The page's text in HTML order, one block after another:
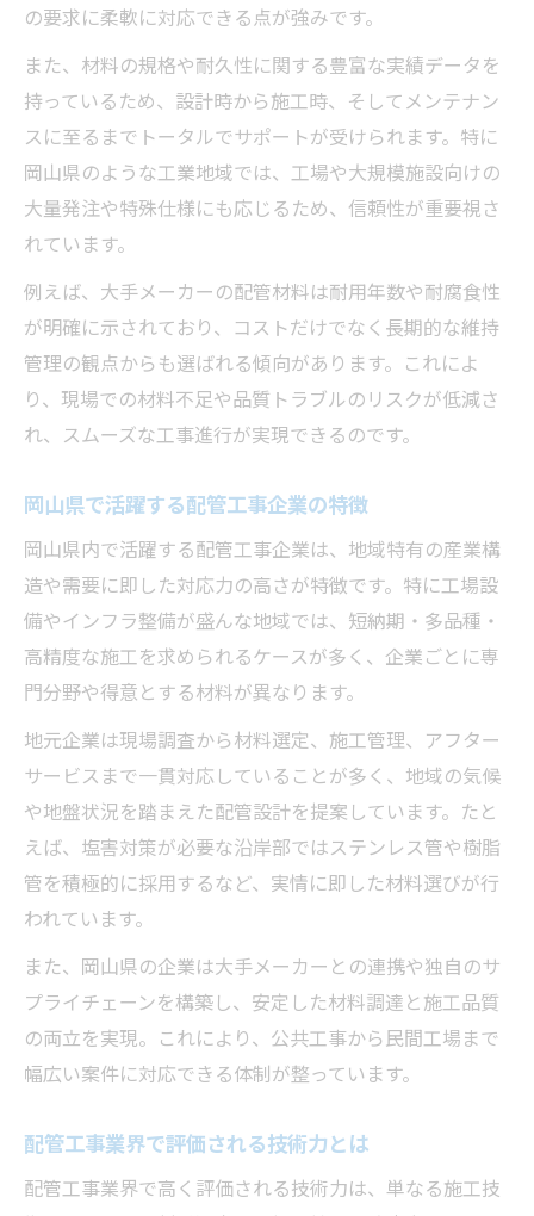
の要求に柔軟に対応できる点が強みです。
また、材料の規格や耐久性に関する豊富な実績データを
持っているため、設計時から施工時、そしてメンテナン
スに至るまでトータルでサポートが受けられます。特に
岡山県のような工業地域では、工場や大規模施設向けの
大量発注や特殊仕様にも応じるため、信頼性が重要視さ
れています。
例えば、大手メーカーの配管材料は耐用年数や耐腐食性
が明確に示されており、コストだけでなく長期的な維持
管理の観点からも選ばれる傾向があります。これによ
り、現場での材料不足や品質トラブルのリスクが低減さ
れ、スムーズな工事進行が実現できるのです。
岡山県で活躍する配管工事企業の特徴
岡山県内で活躍する配管工事企業は、地域特有の産業構
造や需要に即した対応力の高さが特徴です。特に工場設
備やインフラ整備が盛んな地域では、短納期・多品種・
高精度な施工を求められるケースが多く、企業ごとに専
門分野や得意とする材料が異なります。
地元企業は現場調査から材料選定、施工管理、アフター
サービスまで一貫対応していることが多く、地域の気候
や地盤状況を踏まえた配管設計を提案しています。たと
えば、塩害対策が必要な沿岸部ではステンレス管や樹脂
管を積極的に採用するなど、実情に即した材料選びが行
われています。
また、岡山県の企業は大手メーカーとの連携や独自のサ
プライチェーンを構築し、安定した材料調達と施工品質
の両立を実現。これにより、公共工事から民間工場まで
幅広い案件に対応できる体制が整っています。
配管工事業界で評価される技術力とは
配管工事業界で高く評価される技術力は、単なる施工技